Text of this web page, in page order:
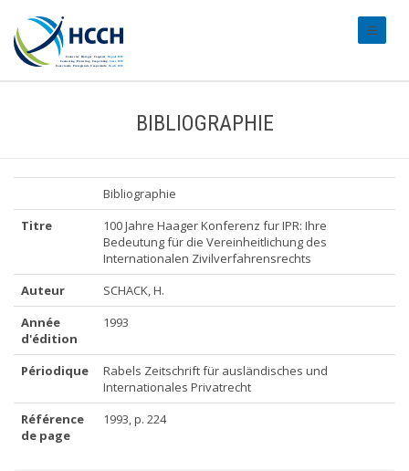
BIBLIOGRAPHIE
Bibliographie
Titre
100 Jahre Haager Konferenz fur IPR: Ihre
Bedeutung für die Vereinheitlichung des
Internationalen Zivilverfahrensrechts
Auteur
SCHACK, H.
Année
d'édition
1993
Périodique
Rabels Zeitschrift für ausländisches und
Internationales Privatrecht
Référence
de page
1993, p. 224